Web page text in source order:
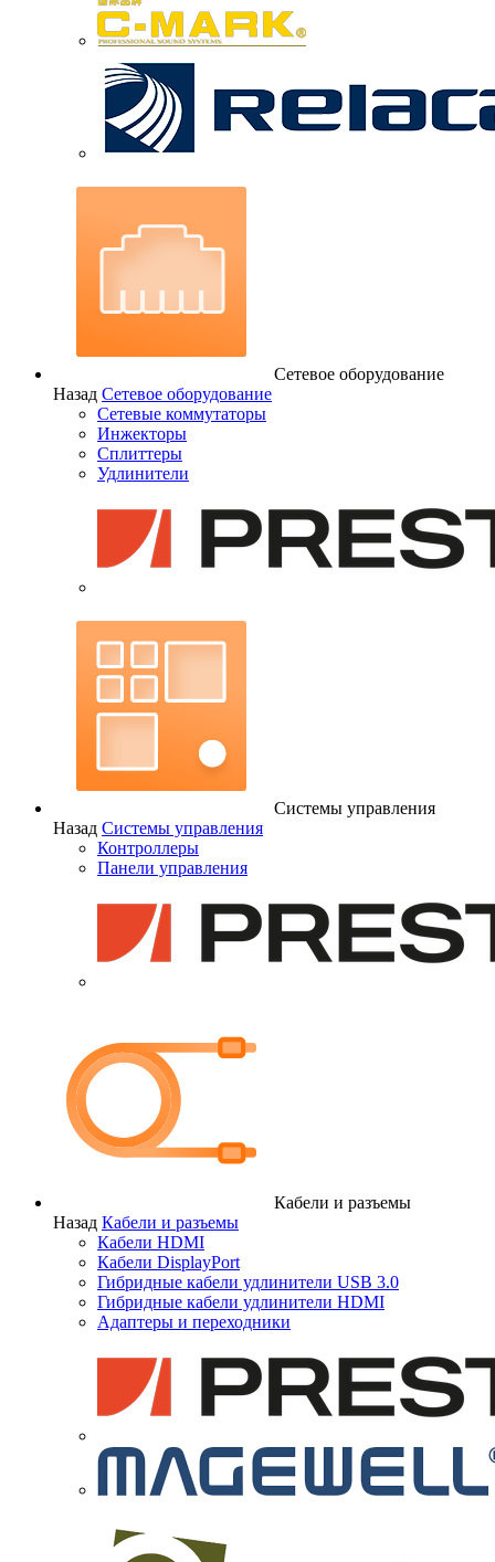
Сетевое оборудование
Назад Сетевое оборудование
Сетевые коммутаторы
Инжекторы
Сплиттеры
Удлинители
Системы управления
Назад Системы управления
Контроллеры
Панели управления
Кабели и разъемы
Назад Кабели и разъемы
Кабели HDMI
Кабели DisplayPort
Гибридные кабели удлинители USB 3.0
Гибридные кабели удлинители HDMI
Адаптеры и переходники